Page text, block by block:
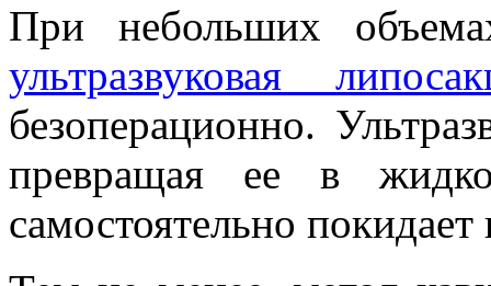
При небольших
ультразвуковая
безоперационно.
превращая ее в
самостоятельно